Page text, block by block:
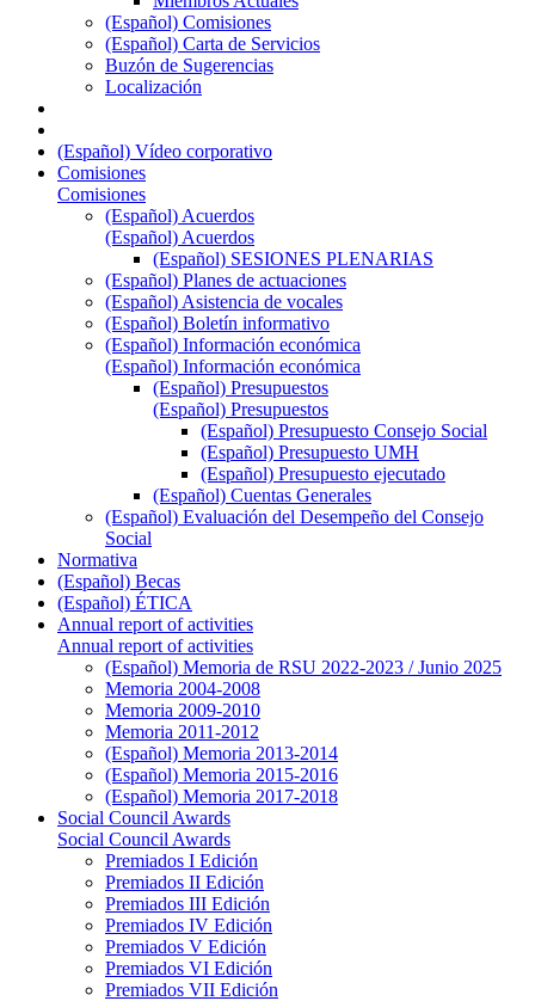
(Español) Comisiones
(Español) Carta de Servicios
Buzón de Sugerencias
Localización
(Español) Vídeo corporativo
Comisiones
Comisiones
(Español) Acuerdos
(Español) Acuerdos
(Español) SESIONES PLENARIAS
(Español) Planes de actuaciones
(Español) Asistencia de vocales
(Español) Boletín informativo
(Español) Información económica
(Español) Información económica
(Español) Presupuestos
(Español) Presupuestos
(Español) Presupuesto Consejo Social
(Español) Presupuesto UMH
(Español) Presupuesto ejecutado
(Español) Cuentas Generales
(Español) Evaluación del Desempeño del Consejo
Social
Normativa
(Español) Becas
(Español) ÉTICA
Annual report of activities
Annual report of activities
(Español) Memoria de RSU 2022-2023 / Junio 2025
Memoria 2004-2008
Memoria 2009-2010
Memoria 2011-2012
(Español) Memoria 2013-2014
(Español) Memoria 2015-2016
(Español) Memoria 2017-2018
Social Council Awards
Social Council Awards
Premiados I Edición
Premiados II Edición
Premiados III Edición
Premiados IV Edición
Premiados V Edición
Premiados VI Edición
Premiados VII Edición